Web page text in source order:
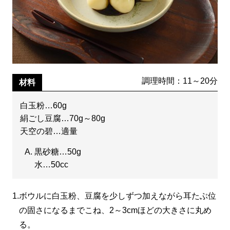
材料 調理時間：11～20分
白玉粉…60g
絹ごし豆腐…70g～80g
天空の碧…適量
黒砂糖…50g
水…50cc
1.ボウルに白玉粉、豆腐を少しずつ加えながら耳たぶ位
の固さになるまでこね、2～3cmほどの大きさに丸め
る。